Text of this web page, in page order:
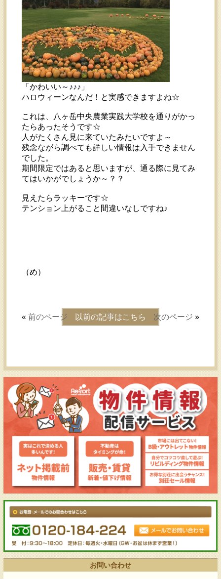
「かわいい～♪♪♪」
ハロウィーンなんだ！と実感できますよね☆
これは、八ヶ岳中央農業実践大学校を通りがかっ
たらあったそうです☆
人がたくさん見に来ていたみたいですよ～
残念ながら調べても詳しい情報は入手できません
でした。
期間限定ではあると思いますが、通る際に見てみ
てはいかがでしょうか～？？
見えたらラッキーです☆
テンション上がること間違いなしですね♪
（め）
« 前のページ 次のページ »
以前の記事はこちら
お問い合わせ